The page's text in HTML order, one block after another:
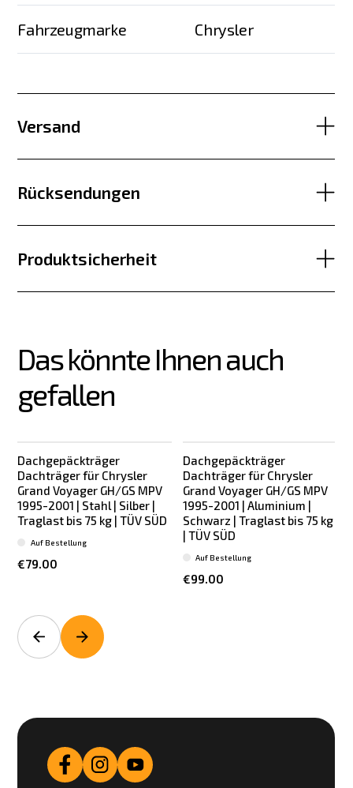
Fahrzeugmarke Chrysler
Versand
Rücksendungen
Produktsicherheit
Das könnte Ihnen auch
gefallen
Dachgepäckträger
Dachträger für Chrysler
Grand Voyager GH/GS MPV
1995-2001 | Stahl | Silber |
Traglast bis 75 kg | TÜV SÜD
€79.00
Auf Bestellung
Dachgepäckträger
Dachträger für Chrysler
Grand Voyager GH/GS MPV
1995-2001 | Aluminium |
Schwarz | Traglast bis 75 kg
| TÜV SÜD
€99.00
Auf Bestellung